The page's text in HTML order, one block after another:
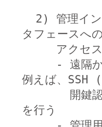
タフェースへ
例えば、SSH
を行う